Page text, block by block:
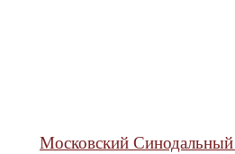
Московский